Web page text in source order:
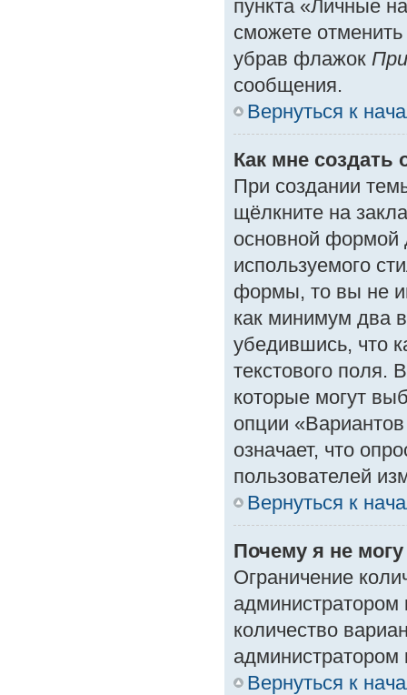
пункта «Личные
сможете
убрав флажок
сообщения.
Вернуться к
Как мне создать
При создании
щёлкните на
основной формой
используемого
формы, то вы не
как минимум два
убедившись, что
текстового поля.
которые могут
опции
означает, что
пользователей
Вернуться к
Почему я не
Ограничение
количество
Вернуться к